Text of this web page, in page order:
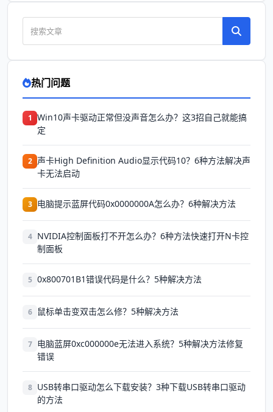
热门问题
1 Win10声卡驱动正常但没声音怎么办？这3招自己就能搞
定
2 声卡High Definition Audio显示代码10？6种方法解决声
卡无法启动
3 电脑提示蓝屏代码0x0000000A怎么办？6种解决方法
4 NVIDIA控制面板打不开怎么办？6种方法快速打开N卡控
制面板
5 0x800701B1错误代码是什么？5种解决方法
6 鼠标单击变双击怎么修？5种解决方法
7 电脑蓝屏0xc000000e无法进入系统？5种解决方法修复
错误
8 USB转串口驱动怎么下载安装？3种下载USB转串口驱动
的方法